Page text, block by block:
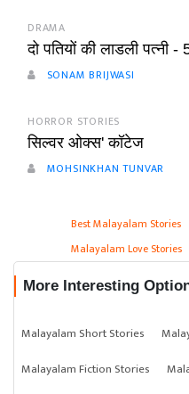
DRAMA
दो पतियों की लाडली पत्नी -
SONAM BRIJWASI
HORROR STORIES
सिल्वर ओक्स' कॉटेज
MOHSINKHAN TUNVAR
Best Malayalam Stories
Malayalam Love Stories
More Interesting
Malayalam Short Stories
Malayalam Fiction Stories